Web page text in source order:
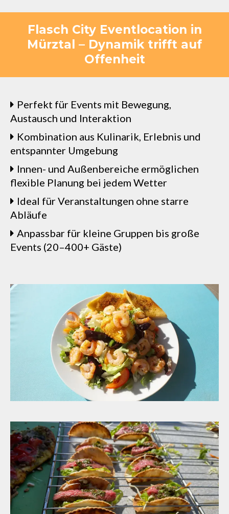
Flasch City Eventlocation in
Mürztal – Dynamik trifft auf
Offenheit
Perfekt für Events mit Bewegung,
Austausch und Interaktion
Kombination aus Kulinarik, Erlebnis und
entspannter Umgebung
Innen- und Außenbereiche ermöglichen
flexible Planung bei jedem Wetter
Ideal für Veranstaltungen ohne starre
Abläufe
Anpassbar für kleine Gruppen bis große
Events (20–400+ Gäste)